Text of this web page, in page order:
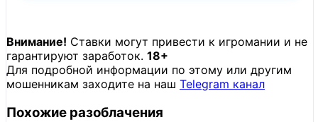
Внимание! Ставки могут привести к игромании и не
гарантируют заработок. 18+
Для подробной информации по этому или другим
мошенникам заходите на наш Telegram канал
Похожие разоблачения